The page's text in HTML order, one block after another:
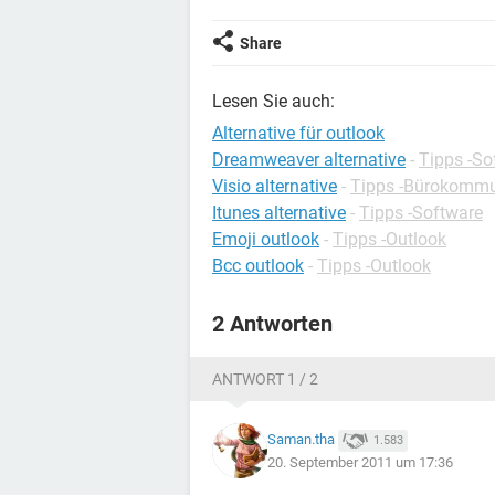
Share
Lesen Sie auch:
Alternative für outlook
Dreamweaver alternative - Tipps -
Visio alternative - Tipps -
Itunes alternative - Tipps -Software
Emoji outlook - Tipps -Outlook
Bcc outlook - Tipps -Outlook
2 Antworten
ANTWORT 1 / 2
Saman.tha 1.583
20. September 2011 um 17:36